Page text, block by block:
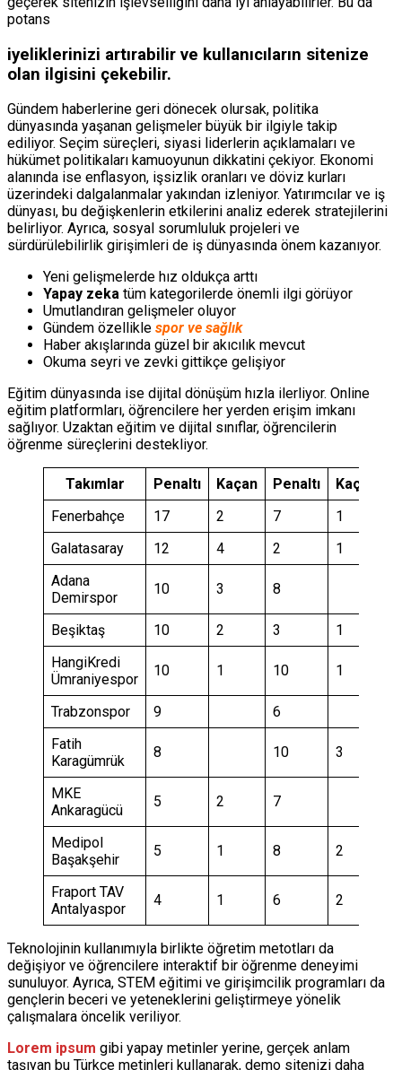
potans
iyeliklerinizi artırabilir ve kullanıcıların sitenize
olan ilgisini çekebilir.
Gündem haberlerine geri dönecek olursak, politika
dünyasında yaşanan gelişmeler büyük bir ilgiyle takip
ediliyor. Seçim süreçleri, siyasi liderlerin açıklamaları ve
hükümet politikaları kamuoyunun dikkatini çekiyor. Ekonomi
alanında ise enflasyon, işsizlik oranları ve döviz kurları
üzerindeki dalgalanmalar yakından izleniyor. Yatırımcılar ve iş
dünyası, bu değişkenlerin etkilerini analiz ederek stratejilerini
belirliyor. Ayrıca, sosyal sorumluluk projeleri ve
sürdürülebilirlik girişimleri de iş dünyasında önem kazanıyor.
Yeni gelişmelerde hız oldukça arttı
Yapay zeka tüm kategorilerde önemli ilgi görüyor
Umutlandıran gelişmeler oluyor
Gündem özellikle spor ve sağlık
Haber akışlarında güzel bir akıcılık mevcut
Okuma seyri ve zevki gittikçe gelişiyor
Eğitim dünyasında ise dijital dönüşüm hızla ilerliyor. Online
eğitim platformları, öğrencilere her yerden erişim imkanı
sağlıyor. Uzaktan eğitim ve dijital sınıflar, öğrencilerin
öğrenme süreçlerini destekliyor.
Takımlar Penaltı Kaçan Penaltı
Kaçan
Fenerbahçe
17 2 7
1
Galatasaray
12 4 2
1
Adana
Demirspor
10 3 8
Beşiktaş 10 2 3
1
HangiKredi
Ümraniyespor
10 1 10 1
Trabzonspor 9
6
Fatih
Karagümrük
8 10 3
MKE
Ankaragücü
5 2 7
Medipol
Başakşehir
5 1 8 2
Fraport TAV
Antalyaspor
4 1 6 2
Teknolojinin kullanımıyla birlikte öğretim metotları da
değişiyor ve öğrencilere interaktif bir öğrenme deneyimi
sunuluyor. Ayrıca, STEM eğitimi ve girişimcilik programları da
gençlerin beceri ve yeteneklerini geliştirmeye yönelik
çalışmalara öncelik veriliyor.
Lorem ipsum gibi yapay metinler yerine, gerçek anlam
taşıyan bu Türkçe metinleri kullanarak, demo sitenizi daha